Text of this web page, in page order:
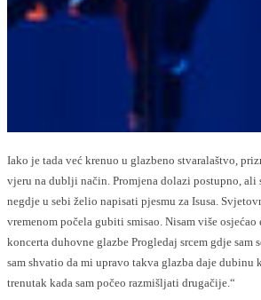
Iako je tada već krenuo u glazbeno stvaralaštvo,
vjeru na dublji način. Promjena dolazi postupno, ali
negdje u sebi želio napisati pjesmu za Isusa.
vremenom počela gubiti smisao. Nisam više osjećao
koncerta duhovne glazbe Progledaj srcem gdje sam
sam shvatio da mi upravo takva glazba daje dubinu
trenutak kada sam počeo razmišljati drugačije.“